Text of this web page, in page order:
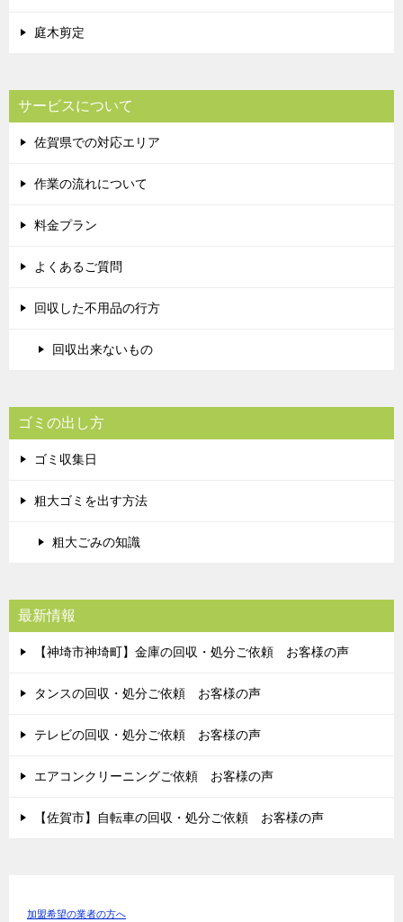
庭木剪定
サービスについて
佐賀県での対応エリア
作業の流れについて
料金プラン
よくあるご質問
回収した不用品の行方
回収出来ないもの
ゴミの出し方
ゴミ収集日
粗大ゴミを出す方法
粗大ごみの知識
最新情報
【神埼市神埼町】金庫の回収・処分ご依頼 お客様の声
タンスの回収・処分ご依頼 お客様の声
テレビの回収・処分ご依頼 お客様の声
エアコンクリーニングご依頼 お客様の声
【佐賀市】自転車の回収・処分ご依頼 お客様の声
加盟希望の業者の方へ